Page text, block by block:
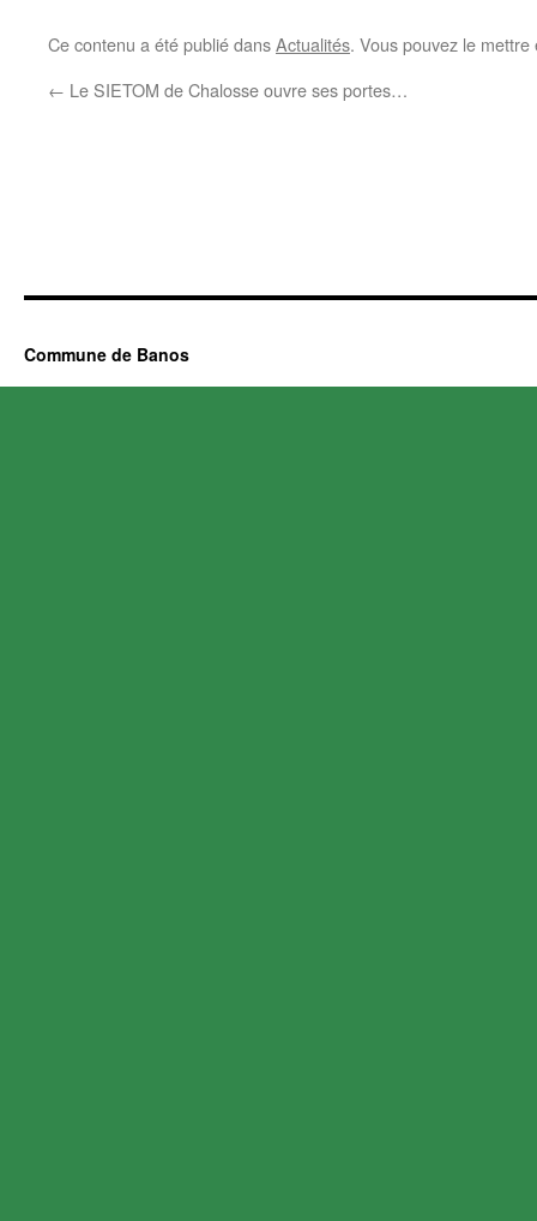
Ce contenu a été publié dansActualités. Vous pouvez le
← Le SIETOM de Chalosse ouvre ses portes…
Commune de Banos